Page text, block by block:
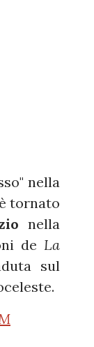
nella
tornato
nella
deLa
sul